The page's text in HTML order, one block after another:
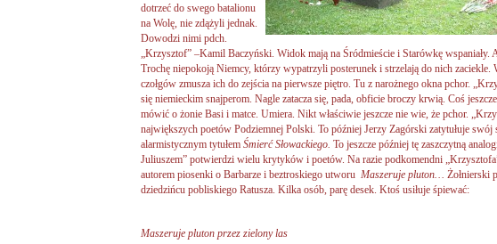
dotrzeć do swego batalionu
na Wolę, nie zdążyli jednak.
Dowodzi nimi pdch.
„Krzysztof” –Kamil Baczyński. Widok mają na Śródmieście i Starówkę wspaniały.
Trochę niepokoją Niemcy, którzy wypatrzyli posterunek i strzelają do nich zaciekle.
czołgów zmusza ich do zejścia na pierwsze piętro. Tu z narożnego okna pchor.
się niemieckim snajperom. Nagle zatacza się, pada, obficie broczy krwią. Coś jeszcze
mówić o żonie Basi i matce. Umiera. Nikt właściwie jeszcze nie wie, że pchor.
największych poetów Podziemnej Polski. To później Jerzy Zagórski zatytułuje swój
alarmistycznym tytułem Śmierć Słowackiego. To jeszcze później tę zaszczytną
Juliuszem” potwierdzi wielu krytyków i poetów. Na razie podkomendni
autorem piosenki o Barbarze i beztroskiego utworu Maszeruje pluton… Żołnierski
dziedzińcu pobliskiego Ratusza. Kilka osób, parę desek. Ktoś usiłuje śpiewać:
Maszeruje pluton przez zielony las